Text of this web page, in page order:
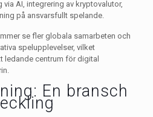
via AI, integrering av kryptovalutor,
på ansvarsfullt spelande.
se fler globala samarbeten och
spelupplevelser, vilket
ledande centrum för digital
En bransch